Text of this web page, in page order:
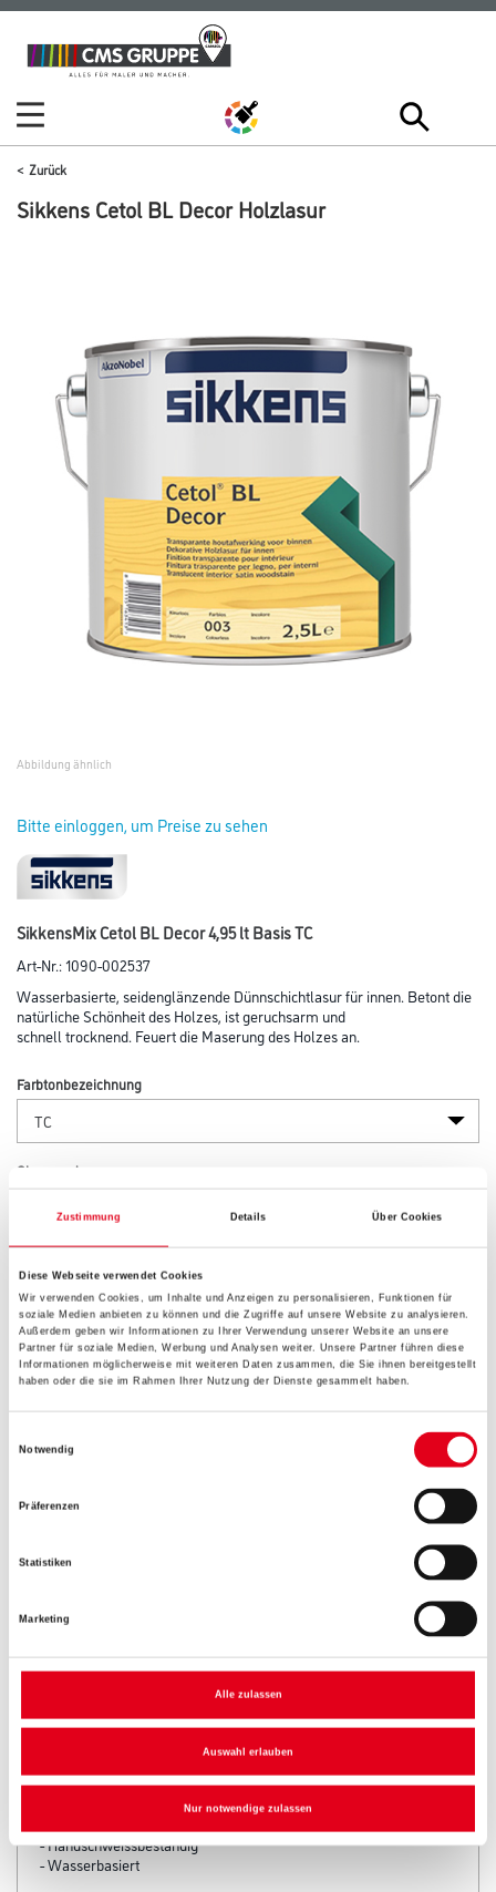
Zustimmung Details Über Cookies
Diese Webseite verwendet Cookies
Wir verwenden Cookies, um Inhalte und Anzeigen zu personalisieren, Funktionen für
soziale Medien anbieten zu können und die Zugriffe auf unsere Website zu analysieren.
Außerdem geben wir Informationen zu Ihrer Verwendung unserer Website an unsere
Partner für soziale Medien, Werbung und Analysen weiter. Unsere Partner führen diese
Informationen möglicherweise mit weiteren Daten zusammen, die Sie ihnen bereitgestellt
haben oder die sie im Rahmen Ihrer Nutzung der Dienste gesammelt haben.
Notwendig
Präferenzen
Statistiken
Marketing
Alle zulassen
Auswahl erlauben
Nur notwendige zulassen
Zum
Inhalt
Zum
Navigationsmenü
Zurück
Sikkens Cetol BL Decor Holzlasur
Abbildung ähnlich
Bitte einloggen, um Preise zu sehen
SikkensMix Cetol BL Decor 4,95 lt Basis TC
Art-Nr.:1090-002537
Wasserbasierte, seidenglänzende Dünnschichtlasur für innen. Betont die
natürliche Schönheit des Holzes, ist geruchsarm und
schnell trocknend. Feuert die Maserung des Holzes an.
Farbtonbezeichnung
Glanzgrad
PRODUKTEIGENSCHAFTEN
- Hohe Transparenz
- Die Holzoberfläche wird angefeuert
- Handschweissbeständig
- Wasserbasiert